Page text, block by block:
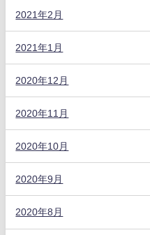
2021年2月
2021年1月
2020年12月
2020年11月
2020年10月
2020年9月
2020年8月